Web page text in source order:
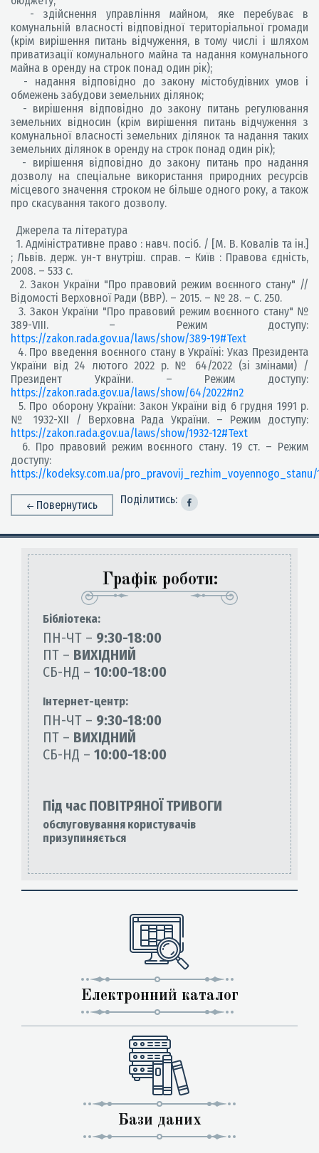
- здійснення управління майном, яке перебуває в
комунальній власності відповідної територіальної громади
(крім вирішення питань відчуження, в тому числі і шляхом
приватизації комунального майна та надання комунального
майна в оренду на строк понад один рік);
- надання відповідно до закону містобудівних умов і
обмежень забудови земельних ділянок;
- вирішення відповідно до закону питань регулювання
земельних відносин (крім вирішення питань відчуження з
комунальної власності земельних ділянок та надання таких
земельних ділянок в оренду на строк понад один рік);
- вирішення відповідно до закону питань про надання
дозволу на спеціальне використання природних ресурсів
місцевого значення строком не більше одного року, а також
про скасування такого дозволу.
Джерела та література
1. Адміністративне право : навч. посіб. / [М. В. Ковалів та ін.]
; Львів. держ. ун-т внутріш. справ. – Київ : Правова єдність,
2008. – 533 с.
2. Закон України "Про правовий режим воєнного стану" //
Відомості Верховної Ради (ВВР). – 2015. – № 28. – С. 250.
3. Закон України "Про правовий режим воєнного стану" №
389-VIII. – Режим доступу:
https://zakon.rada.gov.ua/laws/show/389-19#Text
4. Про введення воєнного стану в Україні: Указ Президента
України від 24 лютого 2022 р. № 64/2022 (зі змінами) /
Президент України. – Режим доступу:
https://zakon.rada.gov.ua/laws/show/64/2022#n2
5. Про оборону України: Закон України від 6 грудня 1991 р.
№ 1932-XII / Верховна Рада України. – Режим доступу:
https://zakon.rada.gov.ua/laws/show/1932-12#Text
6. Про правовий режим воєнного стану. 19 ст. – Режим
доступу:
https://kodeksy.com.ua/pro_pravovij_rezhim_voyennogo_stanu/
Повернутись Поділитись:
Графік роботи:
Бiблiотека:
ПН-ЧТ – 9:30-18:00
ПТ – ВИХІДНИЙ
СБ-НД – 10:00-18:00
Інтернет-центр:
ПН-ЧТ – 9:30-18:00
ПТ – ВИХІДНИЙ
СБ-НД – 10:00-18:00
Під час ПОВІТРЯНОЇ ТРИВОГИ
обслуговування користувачів
призупиняється
Електронний каталог
Бази даних